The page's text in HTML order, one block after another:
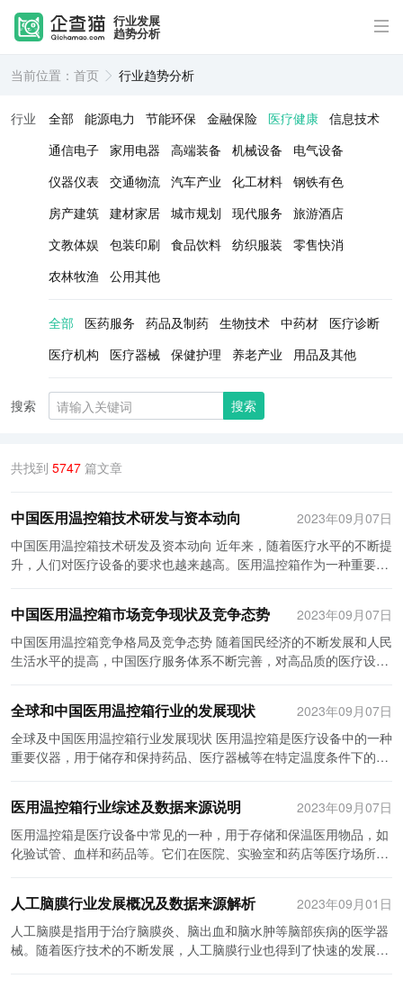
行业发展
趋势分析
当前位置： 首页 行业趋势分析
行业 全部 能源电力 节能环保 金融保险 医疗健康 信息技术
通信电子 家用电器 高端装备 机械设备
电气设备
仪器仪表
交通物流 汽车产业 化工材料 钢铁有色
房产建筑 建材家居 城市规划 现代服务
旅游酒店
文教体娱
包装印刷 食品饮料 纺织服装
零售快消
农林牧渔
公用其他
全部 医药服务 药品及制药 生物技术 中药材 医疗诊断
医疗机构
医疗器械 保健护理 养老产业 用品及其他
搜索 搜索
共找到 5747 篇文章
中国医用温控箱技术研发与资本动向
2023年09月07日
中国医用温控箱技术研发及资本动向 近年来，随着医疗水平的不断提
升，人们对医疗设备的要求也越来越高。医用温控箱作为一种重要的
了一定的进展。医用温控箱广泛应用于医院和其他医疗机构，在医用
药品、疫苗以及其他医用物品的储存过程中起到了重要的作用。为了
满足不同需求，中国的医用温控箱技术不断创新和发展。一方面，不
远程监控等，提高温控箱的智能化水平和便利性。 其次，中国医用温
控箱领域的资本动向也十分活跃。投资者们看中了医用温控箱行业的
市场潜力和发展前景，纷纷将目光投向了这个产业。根据相关统计数
高的增长率。这也吸引了众多投资机构和企业进入市场，为医用温控
箱的技术研发、生产制造以及市场推广提供了充足的资金支持。 然
而，中国医用温控箱技术研发和市场竞争仍面临一些挑战。首先，技
新来提高自身的竞争力。此外，温控箱产品的研发和生产需要大量的
资金投入，也需要有强大的研发团队和生产能力。这对一些中小型企
业来说是一大挑战。 针对以上问题，政府、企业和研发机构应积极采
取措施以促进医用温控箱技术的研发和市场发展。首先，政府可以加
中国医用温控箱市场竞争现状及竞争态势
2023年09月07日
中国医用温控箱竞争格局及竞争态势 随着国民经济的不断发展和人民
生活水平的提高，中国医疗服务体系不断完善，对高品质的医疗设备
度和湿度稳定，以确保物品的安全和有效性。随着医疗行业的发展，
医用温控箱市场也日益火热。 中国医用温控箱竞争格局主要分为三个
层次。首先是国外知名品牌，如美国的Thermo Fisher Scientific和德
华美仪器和三诺生物，这些品牌在技术研发和品牌建设方面都取得了
较大的突破，逐渐崭露头角。最后是一些小型的本土企业，如山东九
华科学仪器有限公司和北京中科泰科技有限公司，这些企业在市场份
技术创新的竞争。不论是国外品牌还是国内品牌，都在加大研发力
度，不断推出新型的医用温控箱产品。例如，Thermo Fisher
Scientific最近推出了一款具有更高温度控制精度和更大容量的医用温
全球和中国医用温控箱行业的发展现状
2023年09月07日
全球及中国医用温控箱行业发展现状 医用温控箱是医疗设备中的一种
重要仪器，用于储存和保持药品、医疗器械等在特定温度条件下的稳
的进步和发展。 全球医用温控箱行业发展迅猛，市场前景广阔。据统
计，从2016年到2020年，全球医用温控箱市场规模年均增长率达到
了10%以上。这主要受益于医疗行业快速发展和卫生要求的提高，以
控箱行业也正逐渐崭露头角，市场前景较为广阔。近年来，中国医疗
行业快速发展，医用温控箱需求急剧增加。据中国医用温控箱行业发
展协会数据显示，2016年中国医用温控箱行业规模约为60亿元，年
医用温控箱行业综述及数据来源说明
2023年09月07日
医用温控箱是医疗设备中常见的一种，用于存储和保温医用物品，如
化验试管、血样和药品等。它们在医院、实验室和药店等医疗场所中
效保持内部的温度稳定，防止医用物品受到温度的影响而失效。尤其
是一些需要在特定温度下储存的物品，如疫苗和血液制品等，需要保
持在恒温的环境中。因此，医用温控箱对于医疗机构来说是必不可少
人工脑膜行业发展概况及数据来源解析
2023年09月01日
人工脑膜是指用于治疗脑膜炎、脑出血和脑水肿等脑部疾病的医学器
械。随着医疗技术的不断发展，人工脑膜行业也得到了快速的发展。